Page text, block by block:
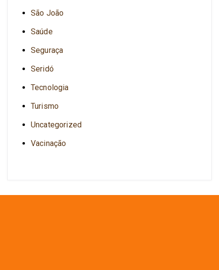
São João
Saúde
Seguraça
Seridó
Tecnologia
Turismo
Uncategorized
Vacinação